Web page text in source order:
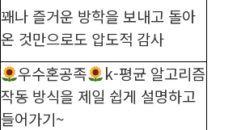
꽤나 즐거운 방학을 보내고 돌아
온 것만으로도 압도적 감사
우수혼공족
k-평균 알고리즘
작동 방식을 제일 쉽게 설명하고
들어가기~